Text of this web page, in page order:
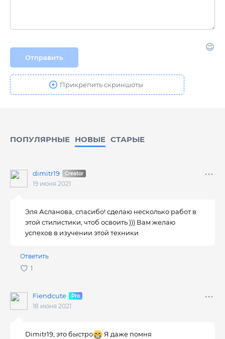
Отправить
ПОПУЛЯРНЫЕ НОВЫЕ CТАРЫЕ
dimitr19
19 июня 2021
Эля Асланова, спасибо! сделаю несколько работ в
этой стилистики, чтоб освоить ))) Вам желаю
успехов в изучении этой техники
Ответить
Fiendcute
18 июня 2021
Dimitr19, это быстро
Я даже помня